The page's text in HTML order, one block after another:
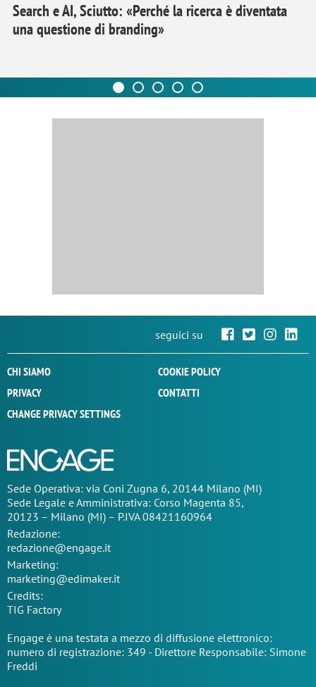
Search e AI, Sciutto: «Perché la ricerca è diventata
una questione di branding»
seguici su
CHI SIAMO
COOKIE POLICY
PRIVACY
CONTATTI
CHANGE PRIVACY SETTINGS
Sede Operativa: via Coni Zugna 6, 20144 Milano (MI)
Sede Legale e Amministrativa: Corso Magenta 85,
20123 – Milano (MI) – P.IVA 08421160964
Redazione:
redazione@engage.it
Marketing:
marketing@edimaker.it
Credits:
TIG Factory
Engage è una testata a mezzo di diffusione elettronico:
numero di registrazione: 349 - Direttore Responsabile: Simone
Freddi